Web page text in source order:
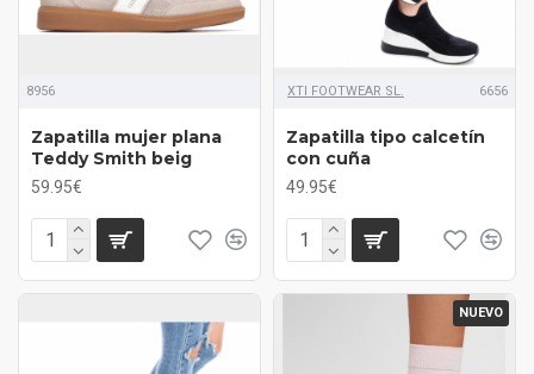
8956
Zapatilla mujer plana
Teddy Smith beig
59.95€
XTI FOOTWEAR SL. 6656
Zapatilla tipo calcetín
con cuña
49.95€
NUEVO